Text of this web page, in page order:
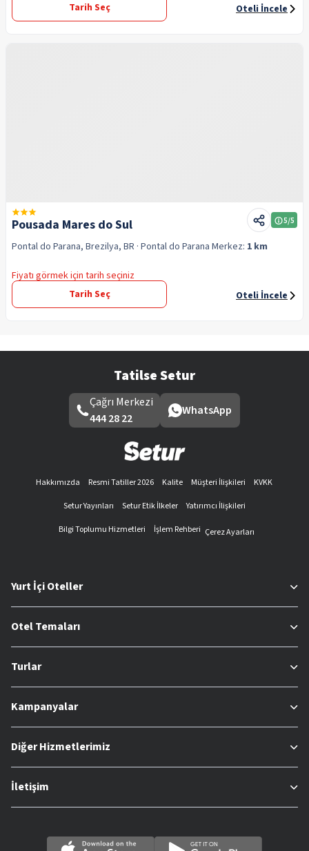
Tarih Seç
Oteli İncele
Pousada Mares do Sul 5/5
Pontal do Parana, Brezilya, BR · Pontal do Parana Merkez: 1 km
Fiyatı görmek için tarih seçiniz
Tarih Seç
Oteli İncele
Tatilse Setur
Çağrı Merkezi
444 28 22
WhatsApp
Hakkımızda Resmi Tatiller 2026 Kalite Müşteri İlişkileri
KVKK
Setur Yayınları
Setur Etik İlkeler
Yatırımcı İlişkileri
Bilgi Toplumu Hizmetleri
İşlem Rehberi Çerez Ayarları
Yurt İçi Oteller
Otel Temaları
Turlar
Kampanyalar
Diğer Hizmetlerimiz
İletişim